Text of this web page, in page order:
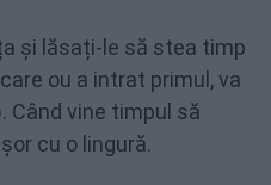
și lăsați-le să stea timp
ou a intrat primul, va
Când vine timpul să
cu o lingură.